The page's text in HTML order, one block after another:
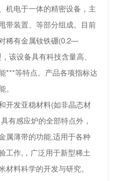
机电于一体的精密设备，主
带装置、等部分组成。目前
稀有金属钕铁硼(0.2—
该设备具有科技含量高、
***等特点。产品各项指标达
发亚稳材料(如非晶态材
有感应炉的全部特点外，
属薄带的功能,适用于各种
工作,，广泛用于新型稀土
料科学的开发与研究。